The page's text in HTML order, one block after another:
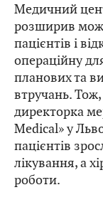
Медичний
розширив
пацієнтів і
операційну
планових та
втручань.
директорка
Medical» у
пацієнтів
лікування, а
роботи.